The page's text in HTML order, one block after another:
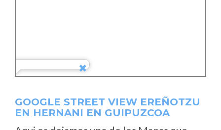
GOOGLE STREET VIEW EREÑOTZU
EN HERNANI EN GUIPUZCOA